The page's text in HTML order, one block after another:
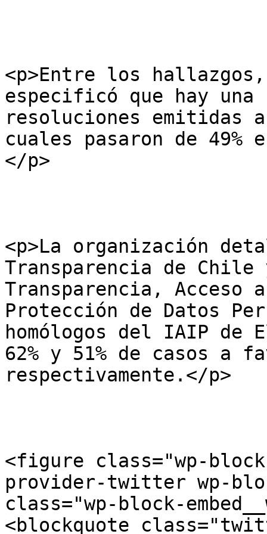
<p>Entre los hallazgos,
especificó que hay
resoluciones emitidas
cuales pasaron de 49%
</p>
<p>La organización
Transparencia de
Transparencia, Acceso
Protección de Datos
homólogos del IAIP
62% y 51% de casos a
respectivamente.</p>
<figure class="wp-
provider-twitter wp-
class="wp-block-
<blockquote